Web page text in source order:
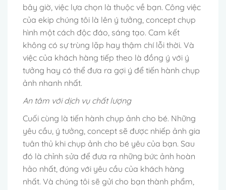
bây giờ, việc lựa chọn là thuộc về bạn. Công việc
của ekip chúng tôi là lên ý tưởng, concept chụp
hình một cách độc đáo, sáng tạo. Cam kết
không có sự trùng lặp hay thậm chí lỗi thời. Và
việc của khách hàng tiếp theo là đồng ý với ý
tưởng hay có thể đưa ra gợi ý để tiến hành chụp
ảnh nhanh nhất.
An tâm với dịch vụ chất lượng
Cuối cùng là tiến hành chụp ảnh cho bé. Những
yêu cầu, ý tưởng, concept sẽ được nhiếp ảnh gia
tuân thủ khi chụp ảnh cho bé yêu của bạn. Sau
đó là chỉnh sửa để đưa ra những bức ảnh hoàn
hảo nhất, đúng với yêu cầu của khách hàng
nhất. Và chúng tôi sẽ gửi cho bạn thành phẩm,